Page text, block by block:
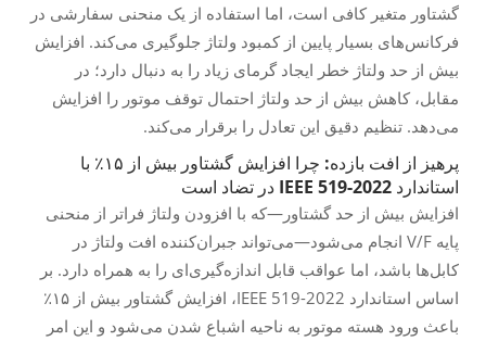
گشتاور متغیر کافی است، اما استفاده از یک منحنی سفارشی در
فرکانس‌های بسیار پایین از کمبود ولتاژ جلوگیری می‌کند. افزایش
بیش از حد ولتاژ خطر ایجاد گرمای زیاد را به دنبال دارد؛ در
مقابل، کاهش بیش از حد ولتاژ احتمال توقف موتور را افزایش
می‌دهد. تنظیم دقیق این تعادل را برقرار می‌کند.
پرهیز از افت بازده: چرا افزایش گشتاور بیش از ۱۵٪ با
استاندارد IEEE 519-2022 در تضاد است
افزایش بیش از حد گشتاور—که با افزودن ولتاژ فراتر از منحنی
پایه V/F انجام می‌شود—می‌تواند جبران‌کننده افت ولتاژ در
کابل‌ها باشد، اما عواقب قابل اندازه‌گیری‌ای را به همراه دارد. بر
اساس استاندارد IEEE 519-2022، افزایش گشتاور بیش از ۱۵٪
باعث ورود هسته موتور به ناحیه اشباع شدن می‌شود و این امر